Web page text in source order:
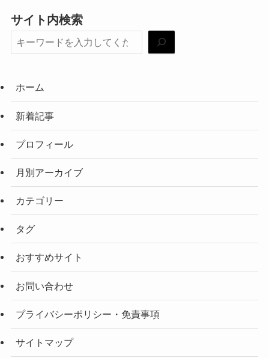
サイト内検索
ホーム
新着記事
プロフィール
月別アーカイブ
カテゴリー
タグ
おすすめサイト
お問い合わせ
プライバシーポリシー・免責事項
サイトマップ